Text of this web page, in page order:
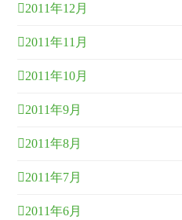
2011年12月
2011年11月
2011年10月
2011年9月
2011年8月
2011年7月
2011年6月